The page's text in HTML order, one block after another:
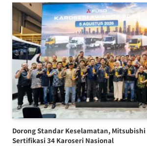
Dorong Standar Keselamatan, Mitsubishi
Sertifikasi 34 Karoseri Nasional